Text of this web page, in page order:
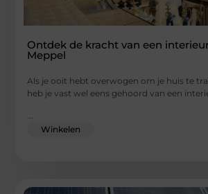
Ontdek de kracht van een
Meppel
Als je ooit hebt overwogen om je huis te
heb je vast wel eens gehoord van een
...
Winkelen